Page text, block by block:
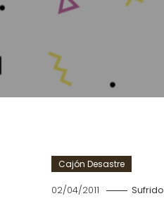
Cajón Desastre
02/04/2011